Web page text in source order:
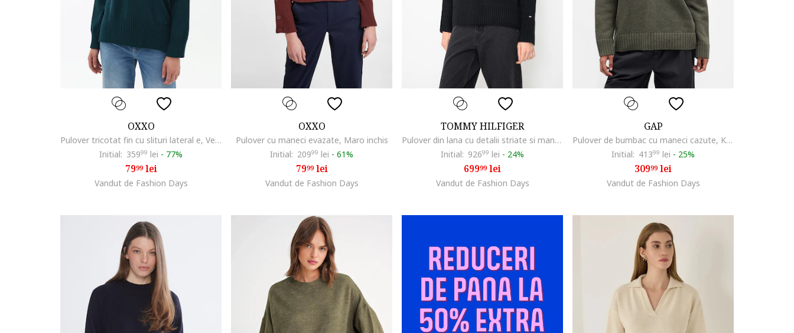
OXXO
Pulover tricotat fin cu slituri lateral e, Verde englez
Initial: 35999 lei - 77%
7999lei
Vandut de Fashion Days
OXXO
Pulover cu maneci evazate, Maro inchis
Initial: 20999 lei - 61%
7999lei
Vandut de Fashion Days
TOMMY HILFIGER
Pulover din lana cu detalii striate si maneci cazute, Negru
Initial: 92699 lei - 24%
69999lei
Vandut de Fashion Days
GAP
Pulover de bumbac cu maneci cazute, Kaki pal
Initial: 41399 lei - 25%
30999lei
Vandut de Fashion Days